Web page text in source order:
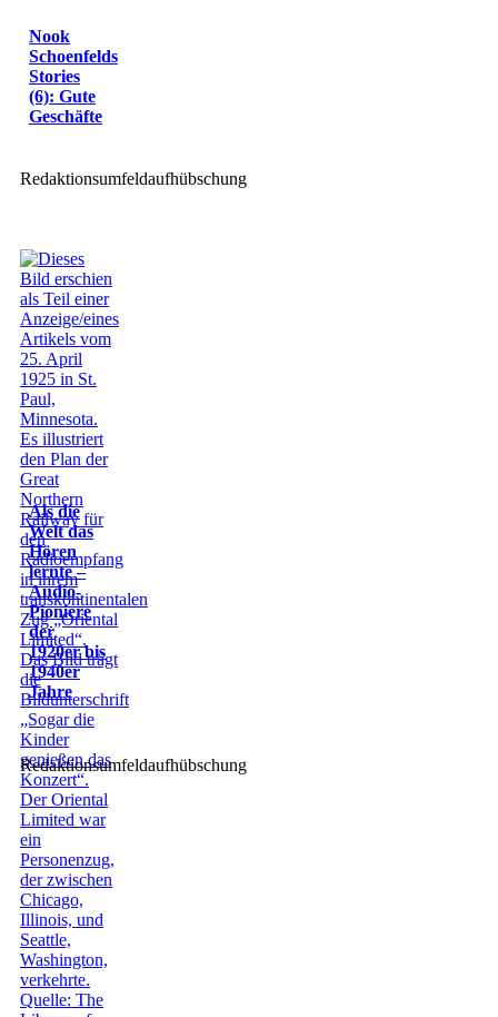
Nook
Schoenfelds
Stories
(6): Gute
Geschäfte
Redaktionsumfeldaufhübschung
Als die
Welt das
Hören
lernte –
Audio-
Pioniere
der
1920er bis
1940er
Jahre
Redaktionsumfeldaufhübschung